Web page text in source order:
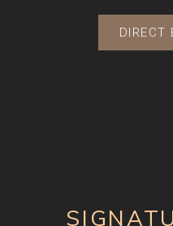
DIRECT